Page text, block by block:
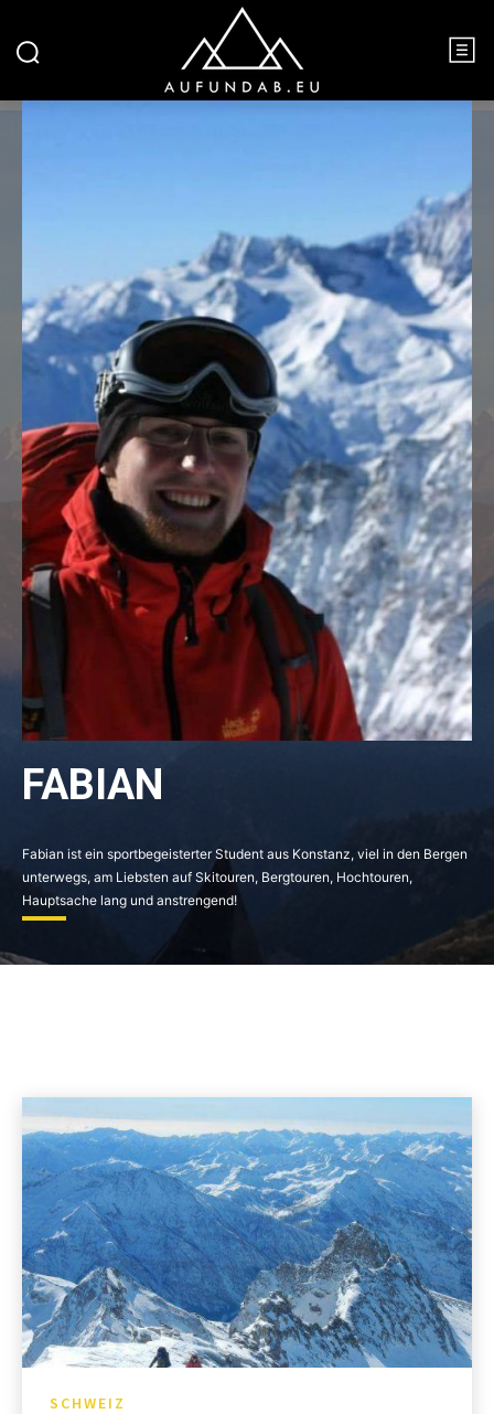
FABIAN
Fabian ist ein sportbegeisterter Student aus Konstanz, viel in den Bergen
unterwegs, am Liebsten auf Skitouren, Bergtouren, Hochtouren,
Hauptsache lang und anstrengend!
SCHWEIZ